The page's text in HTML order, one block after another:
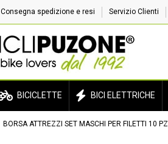
Consegna spedizione e resi Servizio Clienti
BICICLETTE BICI ELETTRICHE
BORSA ATTREZZI SET MASCHI PER FILETTI 10 PZ